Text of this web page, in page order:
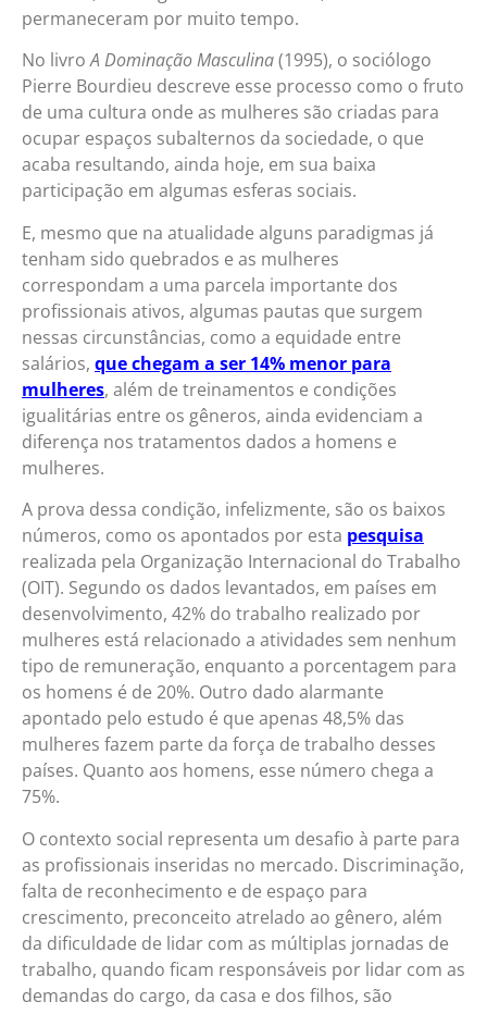
permaneceram por muito tempo.
No livroA Dominação Masculina(1995), o sociólogo
Pierre Bourdieu descreve esse processo como o fruto
de uma cultura onde as mulheres são criadas para
ocupar espaços subalternos da sociedade, o que
acaba resultando, ainda hoje, em sua baixa
participação em algumas esferas sociais.
E, mesmo que na atualidade alguns paradigmas já
tenham sido quebrados e as mulheres
correspondam a uma parcela importante dos
profissionais ativos, algumas pautas que surgem
nessas circunstâncias, como a equidade entre
salários, que chegam a ser 14% menor para
mulheres, além de treinamentos e condições
igualitárias entre os gêneros, ainda evidenciam a
diferença nos tratamentos dados a homens e
mulheres.
A prova dessa condição, infelizmente, são os baixos
números, como os apontados por esta pesquisa
realizada pela Organização Internacional do Trabalho
(OIT). Segundo os dados levantados, em países em
desenvolvimento, 42% do trabalho realizado por
mulheres está relacionado a atividades sem nenhum
tipo de remuneração, enquanto a porcentagem para
os homens é de 20%. Outro dado alarmante
apontado pelo estudo é que apenas 48,5% das
mulheres fazem parte da força de trabalho desses
países. Quanto aos homens, esse número chega a
75%.
O contexto social representa um desafio à parte para
as profissionais inseridas no mercado. Discriminação,
falta de reconhecimento e de espaço para
crescimento, preconceito atrelado ao gênero, além
da dificuldade de lidar com as múltiplas jornadas de
trabalho, quando ficam responsáveis por lidar com as
demandas do cargo, da casa e dos filhos, são